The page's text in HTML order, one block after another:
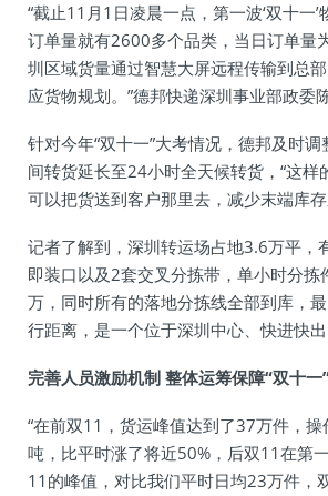
“截止11月1日凌晨一点，第一波‘双十一
订单量就有2600多个品类，当日订单量
圳区域货量通过智慧大屏远程传输到总
应货物规划。”德邦快递深圳事业部政委
针对今年“双十一”大考情况，德邦及时
间转货延长至24小时全天候转货，“这样
可以把货送到客户那里去，减少末端库存
记者了解到，深圳转运场占地3.6万平，
即装口以及2套交叉分拣带，单小时分拣
万，同时所有的落地分拣线全部到库，
行距离，是一个位于深圳中心、快进快出
完善人员激励机制 整体运筹保障“双十一
“在前双11，货运峰值达到了37万件，
吨，比平时涨了将近50%，后双11在第
11的峰值，对比我们平时日均23万件，